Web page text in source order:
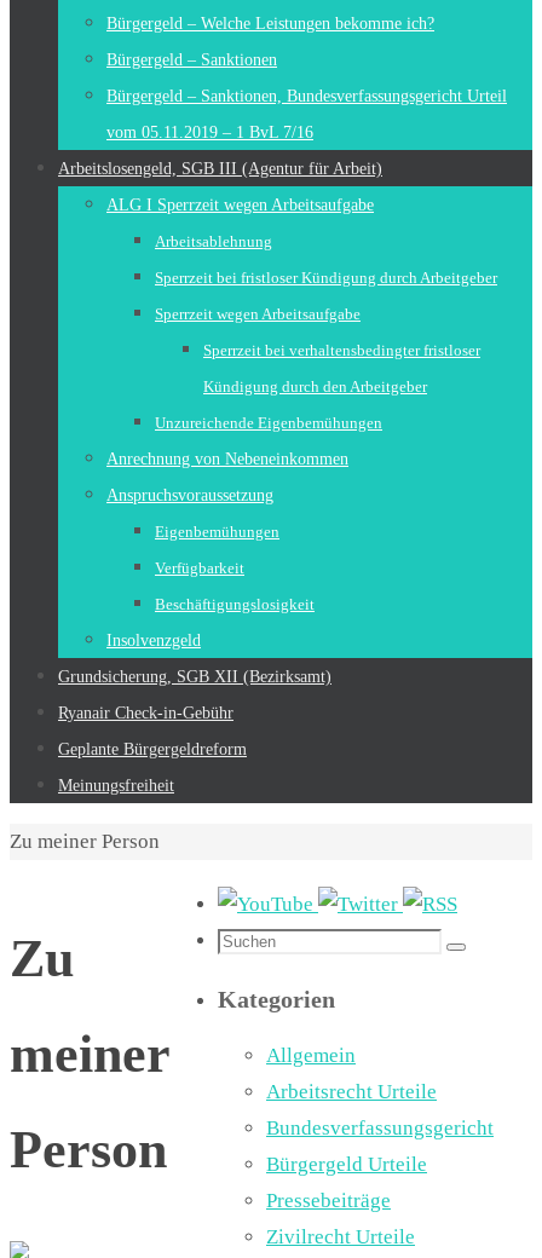
Bürgergeld – Welche Leistungen bekomme ich?
Bürgergeld – Sanktionen
Bürgergeld – Sanktionen, Bundesverfassungsgericht Urteil
vom 05.11.2019 – 1 BvL 7/16
Arbeitslosengeld, SGB III (Agentur für Arbeit)
ALG I Sperrzeit wegen Arbeitsaufgabe
Arbeitsablehnung
Sperrzeit bei fristloser Kündigung durch Arbeitgeber
Sperrzeit wegen Arbeitsaufgabe
Sperrzeit bei verhaltensbedingter fristloser
Kündigung durch den Arbeitgeber
Unzureichende Eigenbemühungen
Anrechnung von Nebeneinkommen
Anspruchsvoraussetzung
Eigenbemühungen
Verfügbarkeit
Beschäftigungslosigkeit
Insolvenzgeld
Grundsicherung, SGB XII (Bezirksamt)
Ryanair Check-in-Gebühr
Geplante Bürgergeldreform
Meinungsfreiheit
Start
Zu meiner Person
Zu
meiner
Person
Suchen
Suchen
Kategorien
Allgemein
Arbeitsrecht Urteile
Bundesverfassungsgericht
Bürgergeld Urteile
Pressebeiträge
Zivilrecht Urteile